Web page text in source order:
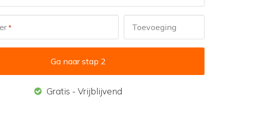
* Toevoeging
Gratis - Vrijblijvend